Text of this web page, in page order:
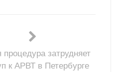
процедура затрудняет
к АРВТ в Петербурге